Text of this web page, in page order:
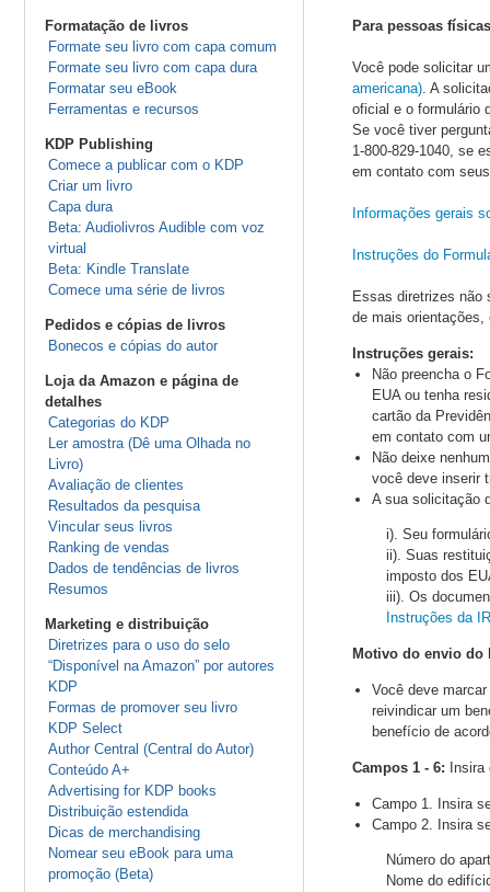
Formatação de livros
Formate seu livro com capa comum
Formate seu livro com capa dura
Formatar seu eBook
Ferramentas e recursos
KDP Publishing
Comece a publicar com o KDP
Criar um livro
Capa dura
Beta: Audiolivros Audible com voz
virtual
Beta: Kindle Translate
Comece uma série de livros
Pedidos e cópias de livros
Bonecos e cópias do autor
Loja da Amazon e página de
detalhes
Categorias do KDP
Ler amostra (Dê uma Olhada no
Livro)
Avaliação de clientes
Resultados da pesquisa
Vincular seus livros
Ranking de vendas
Dados de tendências de livros
Resumos
Marketing e distribuição
Diretrizes para o uso do selo
“Disponível na Amazon” por autores
KDP
Formas de promover seu livro
KDP Select
Author Central (Central do Autor)
Conteúdo A+
Advertising for KDP books
Distribuição estendida
Dicas de merchandising
Nomear seu eBook para uma
promoção (Beta)
Para pessoas
Você pode solicitar
americana). A
oficial e o formulário
Se você tiver
1-800-829-1040, se
em contato com
Informações gerais
Instruções do
Essas diretrizes não
de mais
Instruções gerais:
Não preencha o
EUA ou tenha
cartão da
em contato com
Não deixe
você deve inserir
A sua solicitação
i). Seu
ii). Suas
imposto dos
iii). Os
Instruções da
Motivo do envio do
Você deve
reivindicar um
benefício de
Campos 1 - 6:
Campo 1. Insira
Campo 2. Insira
Número do
Nome do